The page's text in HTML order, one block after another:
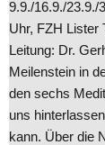
9.9./16.9./23.9./
Uhr, FZH Lister
Leitung: Dr.
Meilenstein in
den sechs
uns
kann. Über die